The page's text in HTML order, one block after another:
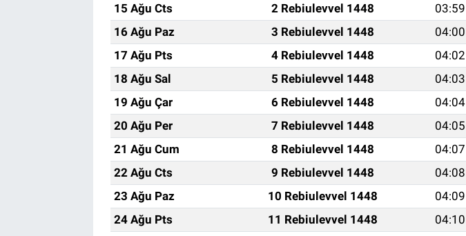
15 Ağu Cts
2 Rebiulevvel 1448 03:59
16 Ağu Paz
3 Rebiulevvel 1448 04:00
17 Ağu Pts
4 Rebiulevvel 1448 04:02
18 Ağu Sal
5 Rebiulevvel 1448 04:03
19 Ağu Çar
6 Rebiulevvel 1448 04:04
20 Ağu Per
7 Rebiulevvel 1448 04:05
21 Ağu Cum
8 Rebiulevvel 1448 04:07
22 Ağu Cts
9 Rebiulevvel 1448 04:08
23 Ağu Paz
10 Rebiulevvel 1448 04:09
24 Ağu Pts
11 Rebiulevvel 1448 04:10